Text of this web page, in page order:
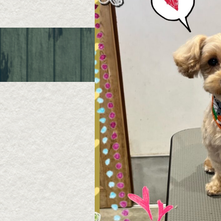
Queue de Chien
〒631-0061 奈良市三碓1-6-19
TEL ; 080-4015-1050
定休日 ; 水曜日/第2、第4日曜/祝日